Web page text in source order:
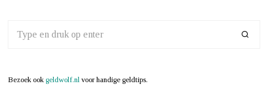
Bezoek ookgeldwolf.nl voor handige geldtips.